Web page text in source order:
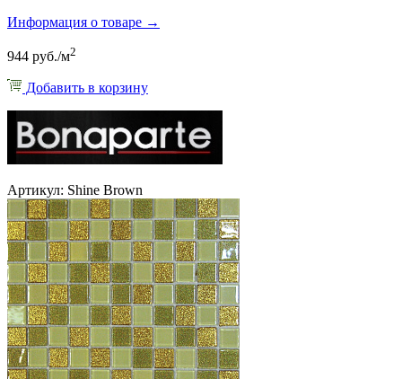
Информация о товаре →
944 руб./м2
Добавить в корзину
Артикул: Shine Brown